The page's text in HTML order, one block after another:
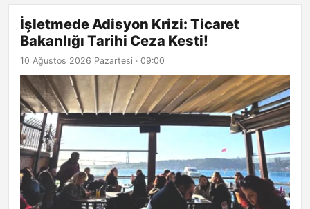
İşletmede Adisyon Krizi: Ticaret
Bakanlığı Tarihi Ceza Kesti!
10 Ağustos 2026 Pazartesi · 09:00